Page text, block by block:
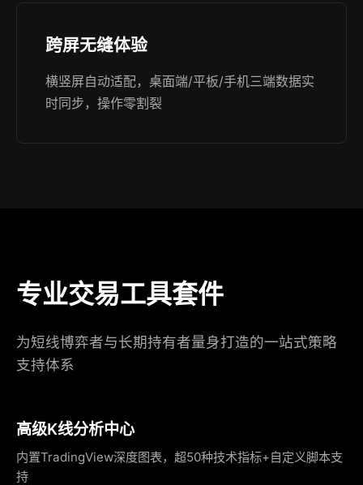
跨屏无缝体验
横竖屏自动适配，桌面端/平板/手机三端数据实
时同步，操作零割裂
专业交易工具套件
为短线博弈者与长期持有者量身打造的一站式策略
支持体系
高级K线分析中心
内置TradingView深度图表，超50种技术指标+自定义脚本支
持